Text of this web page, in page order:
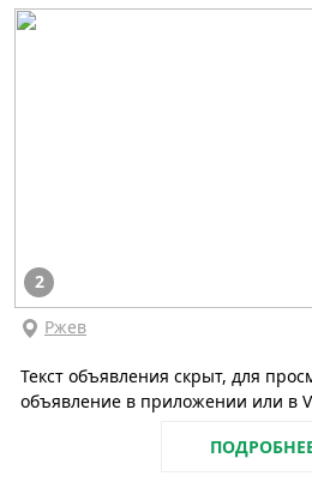
2
Ржев
Текст объявления скрыт, для
объявление в приложении или в